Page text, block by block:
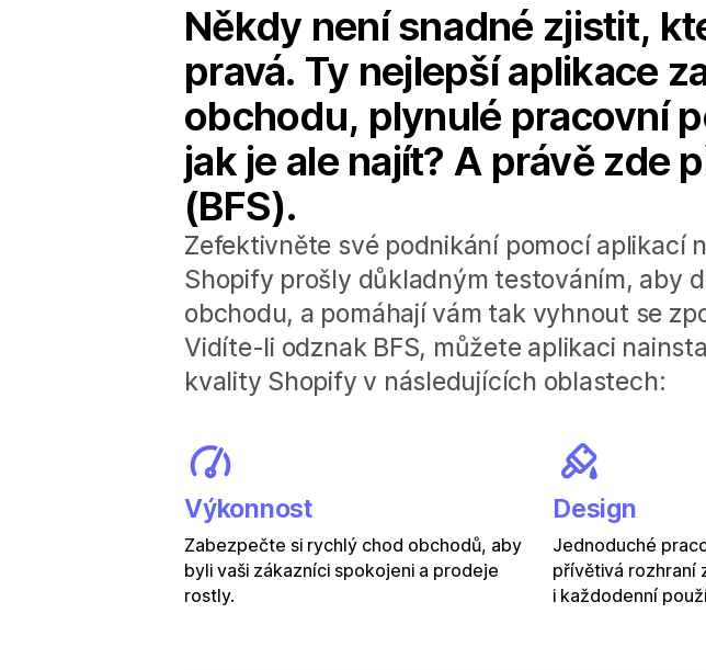
Někdy není snadné zjistit,
pravá. Ty nejlepší aplikace
obchodu, plynulé pracovní
jak je ale najít? A právě zde
(BFS).
Zefektivněte své podnikání pomocí aplikací
Shopify prošly důkladným testováním, aby
obchodu, a pomáhají vám tak vyhnout se
Vidíte-li odznak BFS, můžete aplikaci
kvality Shopify v následujících oblastech:
Výkonnost
Zabezpečte si rychlý chod obchodů, aby
byli vaši zákazníci spokojeni a prodeje
rostly.
Design
Jednoduché
přívětivá rozhraní
i každodenní